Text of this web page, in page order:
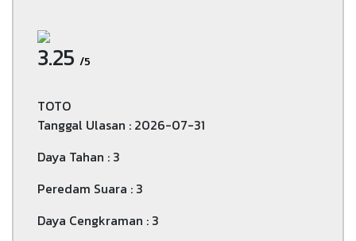
3.25 /5
TOTO
Tanggal Ulasan : 2026-07-31
Daya Tahan : 3
Peredam Suara : 3
Daya Cengkraman : 3